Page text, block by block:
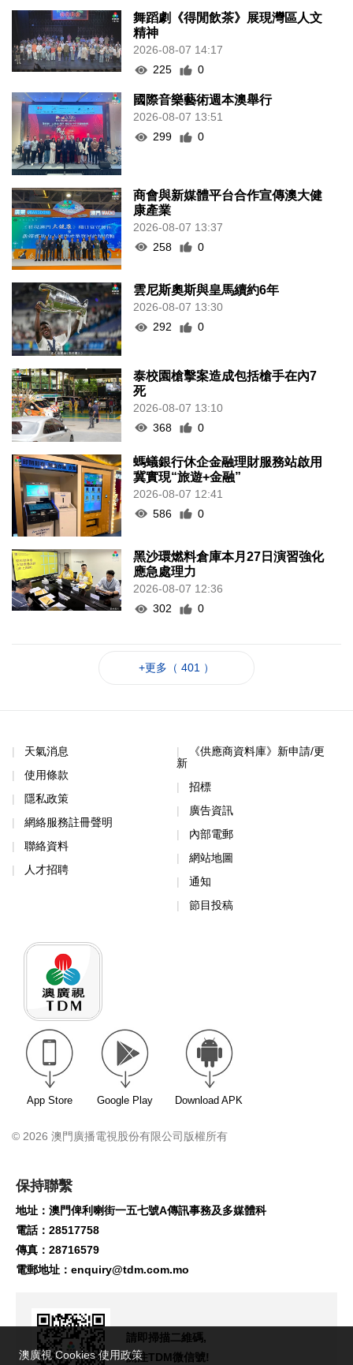
舞蹈劇《得閒飲茶》展現灣區人文
精神
2026-08-07 14:17
225
0
國際音樂藝術週本澳舉行
2026-08-07 13:51
299
0
商會與新媒體平台合作宣傳澳大健
康產業
2026-08-07 13:37
258
0
雲尼斯奧斯與皇馬續約6年
2026-08-07 13:30
292
0
泰校園槍擊案造成包括槍手在內7
死
2026-08-07 13:10
368
0
螞蟻銀行休企金融理財服務站啟用
冀實現“旅遊+金融”
2026-08-07 12:41
586
0
黑沙環燃料倉庫本月27日演習強化
應急處理力
2026-08-07 12:36
302
0
+更多（ 401 ）
天氣消息
使用條款
隱私政策
網絡服務註冊聲明
聯絡資料
人才招聘
《供應商資料庫》新申請/更
新
招標
廣告資訊
內部電郵
網站地圖
通知
節目投稿
App Store Google Play Download APK
© 2026 澳門廣播電視股份有限公司版權所有
保持聯繫
地址：澳門俾利喇街一五七號A傳訊事務及多媒體科
電話：28517758
傳真：28716579
電郵地址： enquiry@tdm.com.mo
請即掃描二維碼,
關注TDM微信號!
澳廣視 Cookies 使用政策